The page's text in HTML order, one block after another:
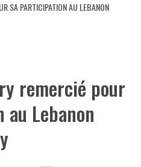
SA PARTICIPATION AU LEBANON
remercié pour
Lebanon